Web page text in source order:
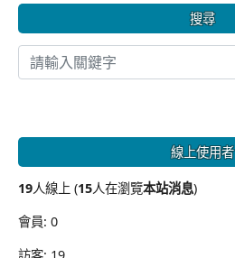
搜尋
線上使用者
19人線上 (15人在瀏覽本站消息)
會員: 0